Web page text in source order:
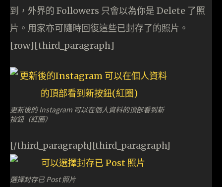
到，外界的 Followers 只會以為你是 Delete 了照
片。用家亦可隨時回復這些已封存了的照片。
[row][third_paragraph]
更新後的 Instagram 可以在個人資料的頂部看到新
按鈕（紅圈）
[/third_paragraph][third_paragraph]
選擇封存已 Post 照片